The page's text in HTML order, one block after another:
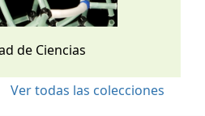
de Ciencias
Ver todas las colecciones